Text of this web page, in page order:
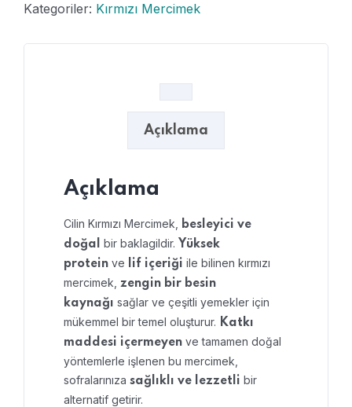
Kategoriler: Kırmızı Mercimek
Açıklama
Açıklama
Cilin Kırmızı Mercimek,
besleyici ve
doğal
bir baklagildir. Yüksek
protein ve lif içeriği ile bilinen kırmızı
mercimek, zengin bir besin
kaynağı sağlar ve çeşitli yemekler için
mükemmel bir temel oluşturur. Katkı
maddesi içermeyen ve tamamen doğal
yöntemlerle işlenen bu mercimek,
sofralarınıza sağlıklı ve lezzetli bir
alternatif getirir.